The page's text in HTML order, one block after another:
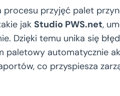
przyjęć palet
jak Studio PWS.net,
Dzięki temu unika się
paletowy automatycznie
co przyspiesza